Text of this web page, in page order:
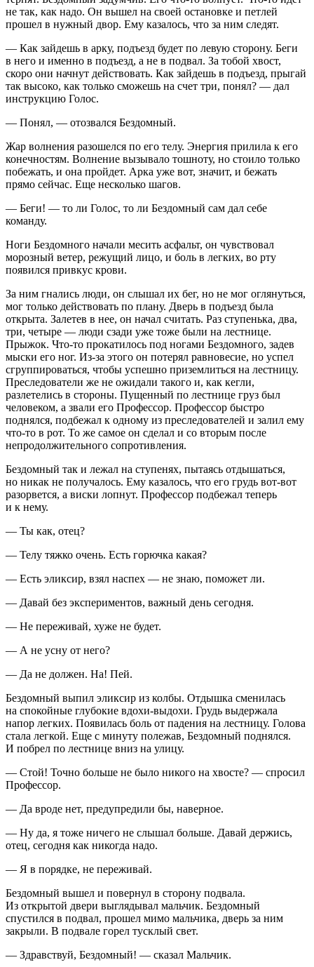
не так, как надо. Он вышел на своей остановке и петлей
прошел в нужный двор. Ему казалось, что за ним следят.
— Как зайдешь в арку, подъезд будет по левую сторону. Беги
в него и именно в подъезд, а не в подвал. За тобой хвост,
скоро они начнут действовать. Как зайдешь в подъезд, прыгай
так высоко, как только сможешь на счет три, понял? — дал
инструкцию Голос.
— Понял, — отозвался Бездомный.
Жар волнения разошелся по его телу. Энергия прилила к его
конечностям. Волнение вызывало тошноту, но стоило только
побежать, и она пройдет. Арка уже вот, значит, и бежать
прямо сейчас. Еще несколько шагов.
— Беги! — то ли Голос, то ли Бездомный сам дал себе
команду.
Ноги Бездомного начали месить асфальт, он чувствовал
морозный ветер, режущий лицо, и боль в легких, во рту
появился привкус крови.
За ним гнались люди, он слышал их бег, но не мог оглянуться,
мог только действовать по плану. Дверь в подъезд была
открыта. Залетев в нее, он начал считать. Раз ступенька, два,
три, четыре — люди сзади уже тоже были на лестнице.
Прыжок. Что-то прокатилось под ногами Бездомного, задев
мыски его ног. Из-за этого он потерял равновесие, но успел
сгруппироваться, чтобы успешно приземлиться на лестницу.
Преследователи же не ожидали такого и, как кегли,
разлетелись в стороны. Пущенный по лестнице груз был
человеком, а звали его Профессор. Профессор быстро
поднялся, подбежал к одному из преследователей и залил ему
что-то в рот. То же самое он сделал и со вторым после
непродолжительного сопротивления.
Бездомный так и лежал на ступенях, пытаясь отдышаться,
но никак не получалось. Ему казалось, что его грудь вот-вот
разорвется, а виски лопнут. Профессор подбежал теперь
и к нему.
— Ты как, отец?
— Телу тяжко очень. Есть горючка какая?
— Есть эликсир, взял наспех — не знаю, поможет ли.
— Давай без экспериментов, важный день сегодня.
— Не переживай, хуже не будет.
— А не усну от него?
— Да не должен. На! Пей.
Бездомный выпил эликсир из колбы. Отдышка сменилась
на спокойные глубокие вдохи-выдохи. Грудь выдержала
напор легких. Появилась боль от падения на лестницу. Голова
стала легкой. Еще с минуту полежав, Бездомный поднялся.
И побрел по лестнице вниз на улицу.
— Стой! Точно больше не было никого на хвосте? — спросил
Профессор.
— Да вроде нет, предупредили бы, наверное.
— Ну да, я тоже ничего не слышал больше. Давай держись,
отец, сегодня как никогда надо.
— Я в порядке, не переживай.
Бездомный вышел и повернул в сторону подвала.
Из открытой двери выглядывал мальчик. Бездомный
спустился в подвал, прошел мимо мальчика, дверь за ним
закрыли. В подвале горел тусклый свет.
— Здравствуй, Бездомный! — сказал Мальчик.